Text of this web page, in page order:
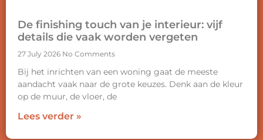
De finishing touch van je interieur: vijf
details die vaak worden vergeten
27 July 2026 No Comments
Bij het inrichten van een woning gaat de meeste
aandacht vaak naar de grote keuzes. Denk aan de kleur
op de muur, de vloer, de
Lees verder »